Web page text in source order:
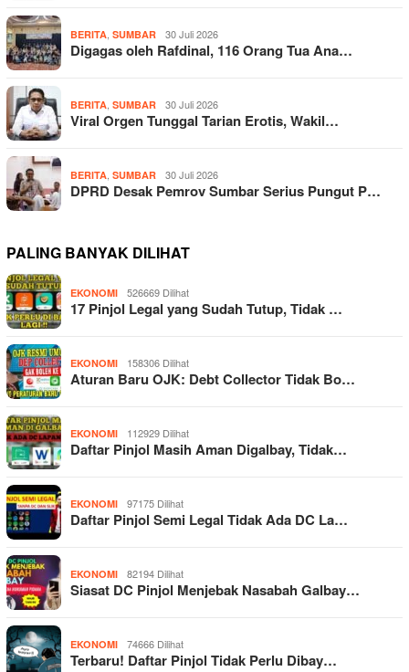
BERITA SUMBAR 30 Juli 2026
Digagas oleh Rafdinal, 116 Orang Tua Ana…
BERITA SUMBAR 30 Juli 2026
Viral Orgen Tunggal Tarian Erotis, Wakil…
BERITA SUMBAR 30 Juli 2026
DPRD Desak Pemrov Sumbar Serius Pungut P…
PALING BANYAK DILIHAT
EKONOMI 526669 Dilihat
17 Pinjol Legal yang Sudah Tutup, Tidak …
EKONOMI 158306 Dilihat
Aturan Baru OJK: Debt Collector Tidak Bo…
EKONOMI 112929 Dilihat
Daftar Pinjol Masih Aman Digalbay, Tidak…
EKONOMI 97175 Dilihat
Daftar Pinjol Semi Legal Tidak Ada DC La…
EKONOMI 82194 Dilihat
Siasat DC Pinjol Menjebak Nasabah Galbay…
EKONOMI 74666 Dilihat
Terbaru! Daftar Pinjol Tidak Perlu Dibay…